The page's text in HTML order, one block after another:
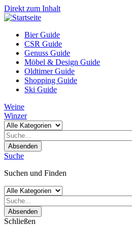
Direkt zum Inhalt
Bier Guide
CSR Guide
Genuss Guide
Möbel & Design Guide
Oldtimer Guide
Shopping Guide
Ski Guide
Weine
Winzer
Absenden
Suche
Suchen und Finden
Absenden
Schließen